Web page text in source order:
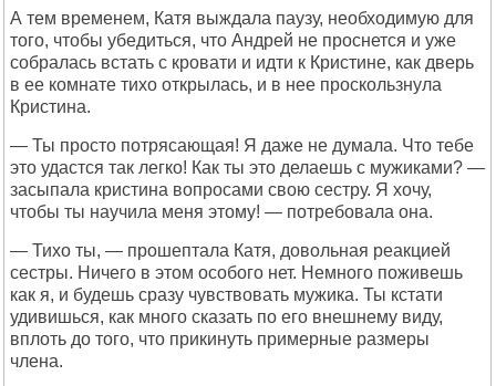
А тем временем, Катя выждала паузу, необходимую для
того, чтобы убедиться, что Андрей не проснется и уже
собралась встать с кровати и идти к Кристине, как дверь
в ее комнате тихо открылась, и в нее проскользнула
Кристина.
— Ты просто потрясающая! Я даже не думала. Что тебе
это удастся так легко! Как ты это делаешь с мужиками? —
засыпала кристина вопросами свою сестру. Я хочу,
чтобы ты научила меня этому! — потребовала она.
— Тихо ты, — прошептала Катя, довольная реакцией
сестры. Ничего в этом особого нет. Немного поживешь
как я, и будешь сразу чувствовать мужика. Ты кстати
удивишься, как много сказать по его внешнему виду,
вплоть до того, что прикинуть примерные размеры
члена.